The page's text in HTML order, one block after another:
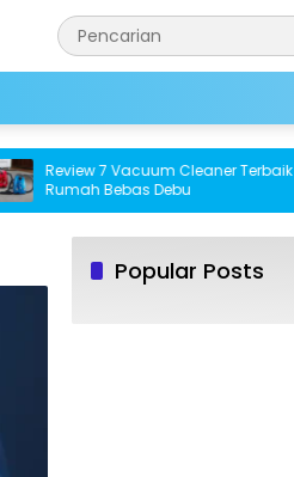
Review 7 Vacuum Cleaner Terbaik untuk
Rumah Bebas Debu
Popular Posts